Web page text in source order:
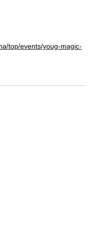
top/events/youg-magic-